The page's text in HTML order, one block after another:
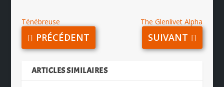
Ténébreuse
PRÉCÉDENT
The Glenlivet Alpha
SUIVANT
ARTICLES SIMILAIRES